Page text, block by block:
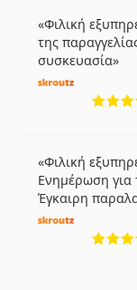
Φιλική
της
συσκευασία
Φιλική
Ενημέρωση για
Έγκαιρη